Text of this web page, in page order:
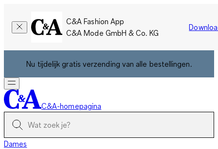
C&A Fashion App
C&A Mode GmbH & Co. KG
Nu tijdelijk gratis verzending van alle bestellingen.
C&A-homepagina
Dames